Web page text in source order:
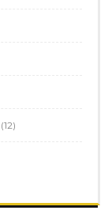
1212